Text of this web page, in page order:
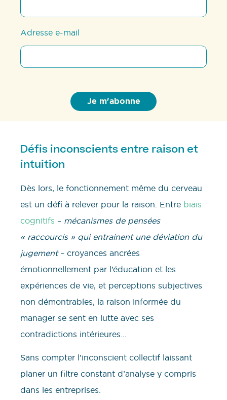
Adresse e-mail
Défis inconscients entre raison et
intuition
Dès lors, le fonctionnement même du cerveau
est un défi à relever pour la raison. Entre biais
cognitifs – mécanismes de pensées
« raccourcis » qui entrainent une déviation du
jugement– croyances ancrées
émotionnellement par l’éducation et les
expériences de vie, et perceptions subjectives
non démontrables, la raison informée du
manager se sent en lutte avec ses
contradictions intérieures…
Sans compter l’inconscient collectif laissant
planer un filtre constant d’analyse y compris
dans les entreprises.